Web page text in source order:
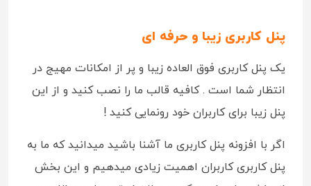
پنل کاربری زیبا و حرفه ای
یک پنل کاربری فوق العاده زیبا و پر از امکانات مهیج در
انتظار شما است . کافیه قالب ما را نصب کنید و از این
پنل زیبا برای کاربران خود رونمایی کنید !
اگر با افزونه پنل کاربری ما آشنا باشید میدانید که ما به
پنل کاربری کاربران اهمیت زیادی میدهیم و این بخش